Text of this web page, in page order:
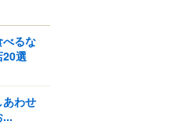
るな
20選
あわせ
...